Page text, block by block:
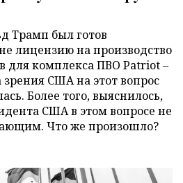
Трамп был готов
лицензию на производство
для комплекса ПВО Patriot –
зрения США на этот вопрос
Более того, выяснилось,
США в этом вопросе не
Что же произошло?